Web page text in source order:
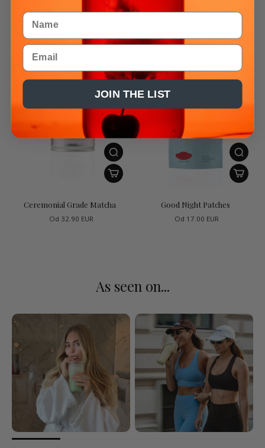
Ceremonial Grade Matcha
Od 32.90 EUR
Good Night Patches
Od 17.00 EUR
As seen on...
Name
Email
JOIN THE LIST